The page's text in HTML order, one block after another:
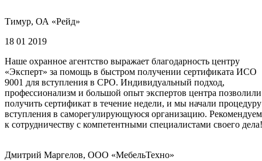
Тимур, ОА «Рейд»
18 01 2019
Наше охранное агентство выражает благодарность центру
«Эксперт» за помощь в быстром получении сертификата ИСО
9001 для вступления в СРО. Индивидуальный подход,
профессионализм и большой опыт экспертов центра позволили
получить сертификат в течение недели, и мы начали процедуру
вступления в саморегулирующуюся организацию. Рекомендуем
к сотрудничеству с компетентными специалистами своего дела!
Дмитрий Маргелов, ООО «МебельТехно»